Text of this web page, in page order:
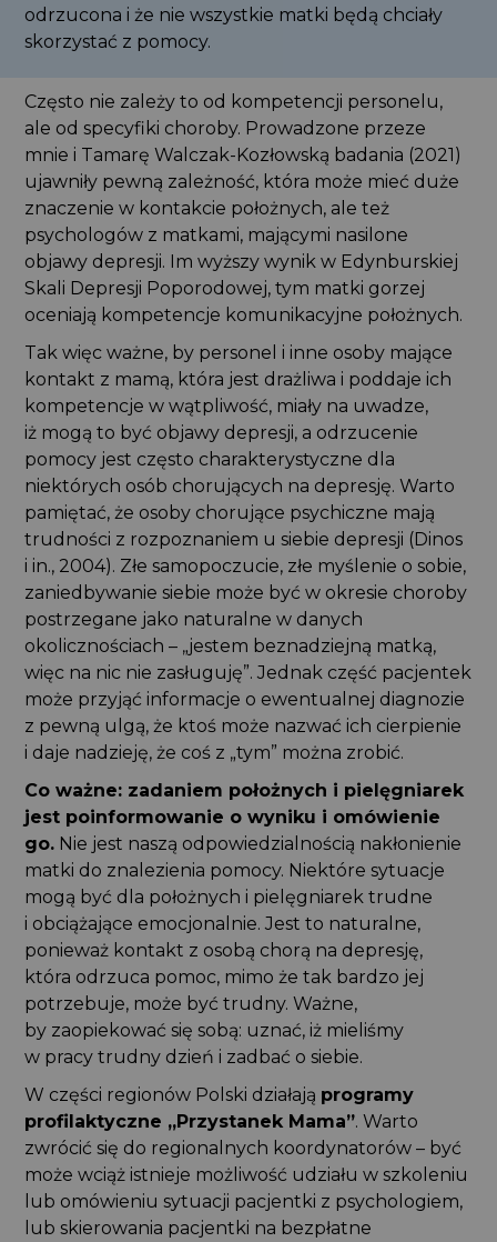
odrzucona i że nie wszystkie matki będą chciały
skorzystać z pomocy.
Często nie zależy to od kompetencji personelu,
ale od specyfiki choroby. Prowadzone przeze
mnie i Tamarę Walczak-Kozłowską badania (2021)
ujawniły pewną zależność, która może mieć duże
znaczenie w kontakcie położnych, ale też
psychologów z matkami, mającymi nasilone
objawy depresji. Im wyższy wynik w Edynburskiej
Skali Depresji Poporodowej, tym matki gorzej
oceniają kompetencje komunikacyjne położnych.
Tak więc ważne, by personel i inne osoby mające
kontakt z mamą, która jest drażliwa i poddaje ich
kompetencje w wątpliwość, miały na uwadze,
iż mogą to być objawy depresji, a odrzucenie
pomocy jest często charakterystyczne dla
niektórych osób chorujących na depresję. Warto
pamiętać, że osoby chorujące psychiczne mają
trudności z rozpoznaniem u siebie depresji (Dinos
i in., 2004). Złe samopoczucie, złe myślenie o sobie,
zaniedbywanie siebie może być w okresie choroby
postrzegane jako naturalne w danych
okolicznościach – „jestem beznadziejną matką,
więc na nic nie zasługuję”. Jednak część pacjentek
może przyjąć informacje o ewentualnej diagnozie
z pewną ulgą, że ktoś może nazwać ich cierpienie
i daje nadzieję, że coś z „tym” można zrobić.
Co ważne: zadaniem położnych i pielęgniarek
jest poinformowanie o wyniku i omówienie
go. Nie jest naszą odpowiedzialnością nakłonienie
matki do znalezienia pomocy. Niektóre sytuacje
mogą być dla położnych i pielęgniarek trudne
i obciążające emocjonalnie. Jest to naturalne,
ponieważ kontakt z osobą chorą na depresję,
która odrzuca pomoc, mimo że tak bardzo jej
potrzebuje, może być trudny. Ważne,
by zaopiekować się sobą: uznać, iż mieliśmy
w pracy trudny dzień i zadbać o siebie.
W części regionów Polski działają programy
profilaktyczne „Przystanek Mama”. Warto
zwrócić się do regionalnych koordynatorów – być
może wciąż istnieje możliwość udziału w szkoleniu
lub omówieniu sytuacji pacjentki z psychologiem,
lub skierowania pacjentki na bezpłatne